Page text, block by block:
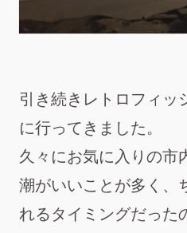
引き続きレトロフィッ
に行ってきました。
久々にお気に入りの市
潮がいいことが多く、
れるタイミングだった